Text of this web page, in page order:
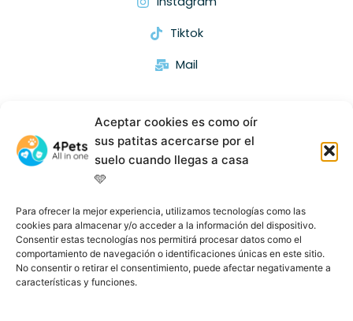
Aceptar cookies es como oír
sus patitas acercarse por el
suelo cuando llegas a casa
🩵
Para ofrecer la mejor experiencia, utilizamos tecnologías como las
cookies para almacenar y/o acceder a la información del dispositivo.
Consentir estas tecnologías nos permitirá procesar datos como el
comportamiento de navegación o identificaciones únicas en este sitio.
No consentir o retirar el consentimiento, puede afectar negativamente a
características y funciones.
Tiktok
Mail
Descargar App
Descargar en iOS
Descargar en Android